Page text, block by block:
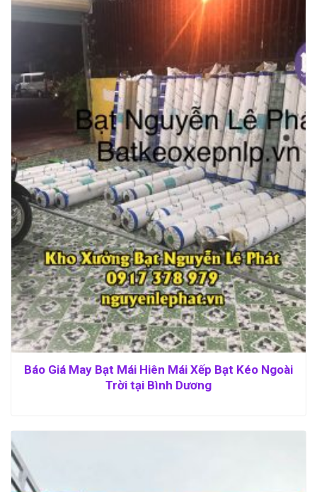
Báo Giá May Bạt Mái Hiên Mái Xếp Bạt Kéo Ngoài
Trời tại Bình Dương